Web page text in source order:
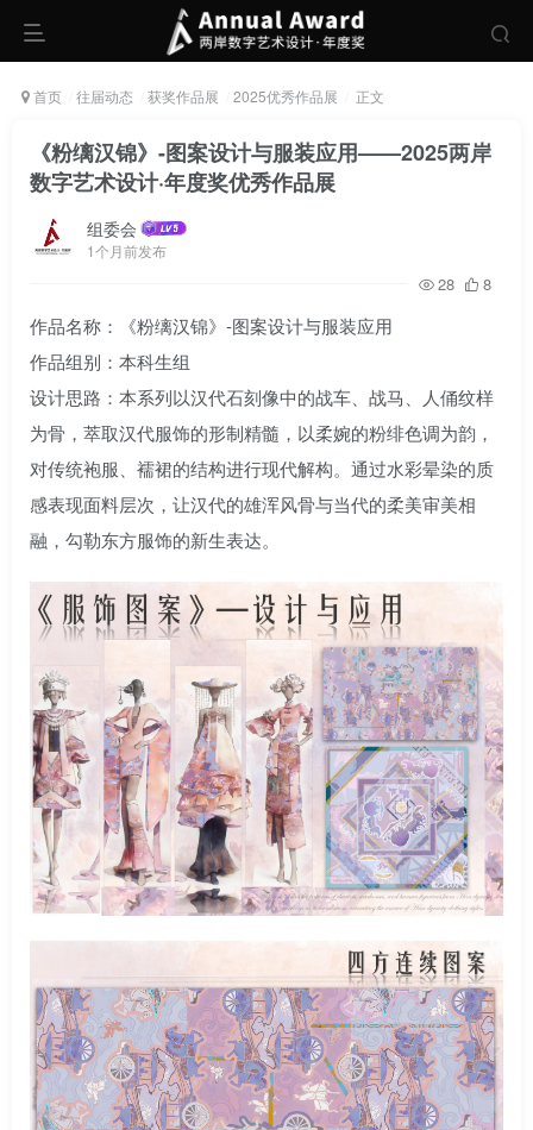
首页 往届动态 获奖作品展 2025优秀作品展 正文
《粉缡汉锦》-图案设计与服装应用——2025两岸
数字艺术设计·年度奖优秀作品展
组委会
1个月前发布
28 8
作品名称：《粉缡汉锦》-图案设计与服装应用
作品组别：本科生组
设计思路：本系列以汉代石刻像中的战车、战马、人俑纹样
为骨，萃取汉代服饰的形制精髓，以柔婉的粉绯色调为韵，
对传统袍服、襦裙的结构进行现代解构。通过水彩晕染的质
感表现面料层次，让汉代的雄浑风骨与当代的柔美审美相
融，勾勒东方服饰的新生表达。